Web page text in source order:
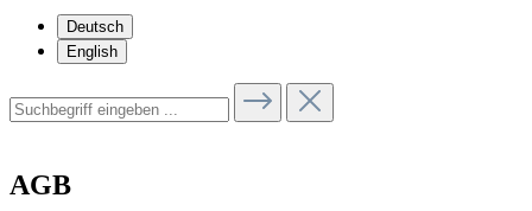
Deutsch
English
AGB